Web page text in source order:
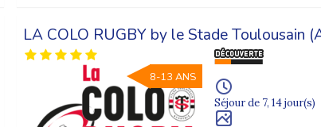
LA COLO RUGBY by le Stade Toulousain
8-13 ANS
Séjour de 7, 14 jour(s)